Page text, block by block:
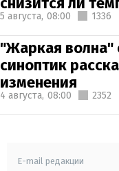
5 августа, 08:00 1336
"Жаркая волна"
синоптик
изменения
4 августа, 08:00 2352
E-mail редакции